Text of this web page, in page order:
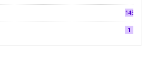
145
1